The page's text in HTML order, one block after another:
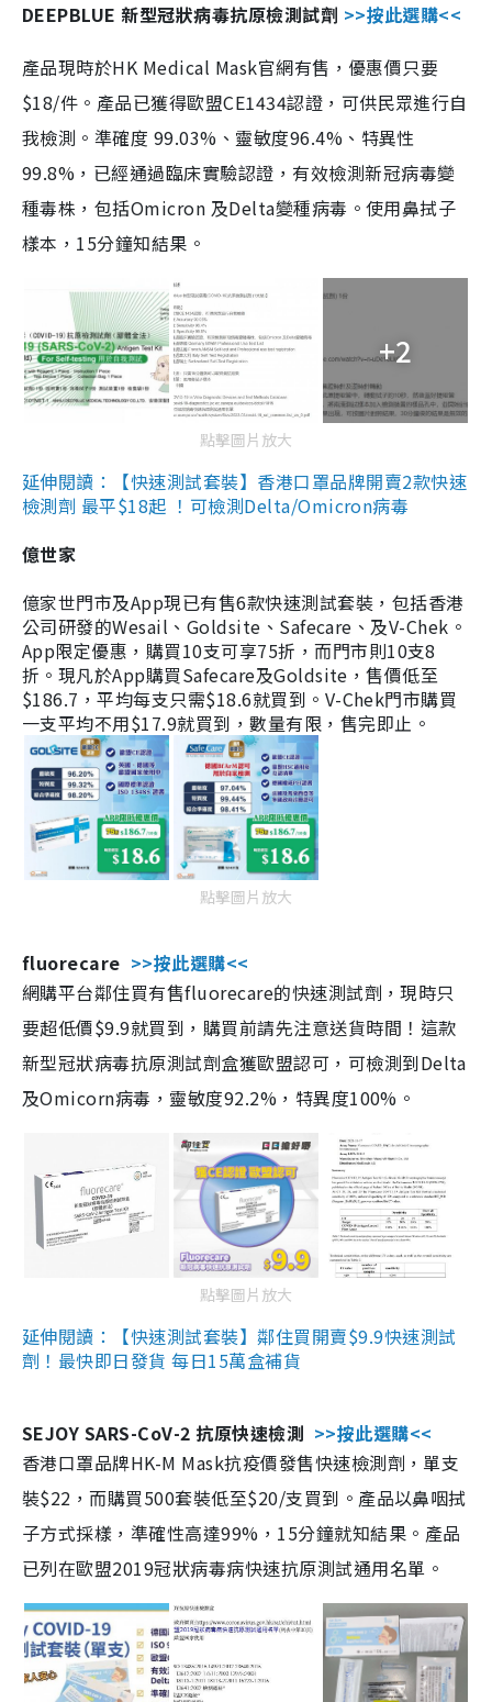
DEEPBLUE 新型冠狀病毒抗原檢測試劑 >>按此選購<<
產品現時於HK Medical Mask官網有售，優惠價只要
$18/件。產品已獲得歐盟CE1434認證，可供民眾進行自
我檢測。準確度 99.03%、靈敏度96.4%、特異性
99.8%，已經通過臨床實驗認證，有效檢測新冠病毒變
種毒株，包括Omicron 及Delta變種病毒。使用鼻拭子
樣本，15分鐘知結果。
+2
點擊圖片放大
延伸閱讀：【快速測試套裝】香港口罩品牌開賣2款快速
檢測劑 最平$18起 ！可檢測Delta/Omicron病毒
億世家
億家世門市及App現已有售6款快速測試套裝，包括香港
公司研發的Wesail、Goldsite、Safecare、及V-Chek。
App限定優惠，購買10支可享75折，而門市則10支8
折。現凡於App購買Safecare及Goldsite，售價低至
$186.7，平均每支只需$18.6就買到。V-Chek門市購買
一支平均不用$17.9就買到，數量有限，售完即止。
點擊圖片放大
fluorecare >>按此選購<<
網購平台鄰住買有售fluorecare的快速測試劑，現時只
要超低價$9.9就買到，購買前請先注意送貨時間！這款
新型冠狀病毒抗原測試劑盒獲歐盟認可，可檢測到Delta
及Omicorn病毒，靈敏度92.2%，特異度100%。
點擊圖片放大
延伸閱讀：【快速測試套裝】鄰住買開賣$9.9快速測試
劑！最快即日發貨 每日15萬盒補貨
SEJOY SARS-CoV-2 抗原快速檢測 >>按此選購<<
香港口罩品牌HK-M Mask抗疫價發售快速檢測劑，單支
裝$22，而購買500套裝低至$20/支買到。產品以鼻咽拭
子方式採樣，準確性高達99%，15分鐘就知結果。產品
已列在歐盟2019冠狀病毒病快速抗原測試通用名單。